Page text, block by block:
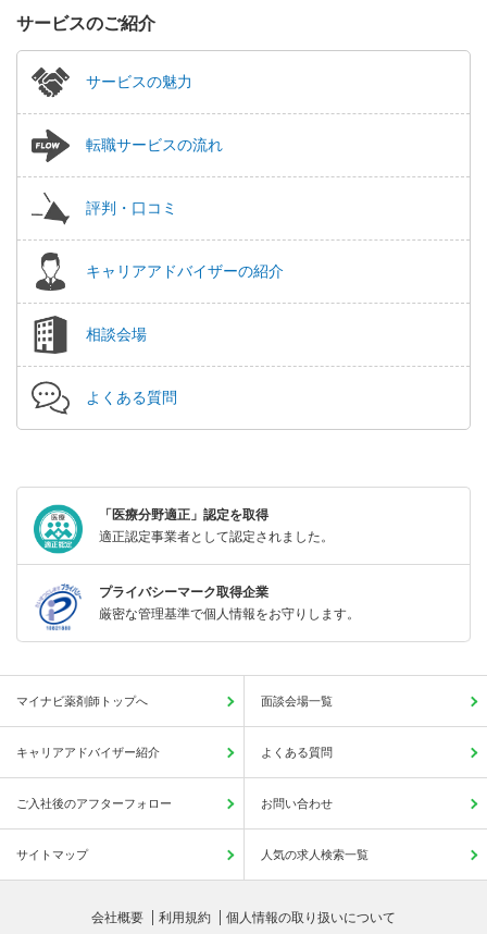
サービスのご紹介
サービスの魅力
転職サービスの流れ
評判・口コミ
キャリアアドバイザーの紹介
相談会場
よくある質問
「医療分野適正」認定を取得
適正認定事業者として認定されました。
プライバシーマーク取得企業
厳密な管理基準で個人情報をお守りします。
マイナビ薬剤師トップへ 面談会場一覧
キャリアアドバイザー紹介 よくある質問
ご入社後のアフターフォロー お問い合わせ
サイトマップ 人気の求人検索一覧
会社概要 利用規約 個人情報の取り扱いについて